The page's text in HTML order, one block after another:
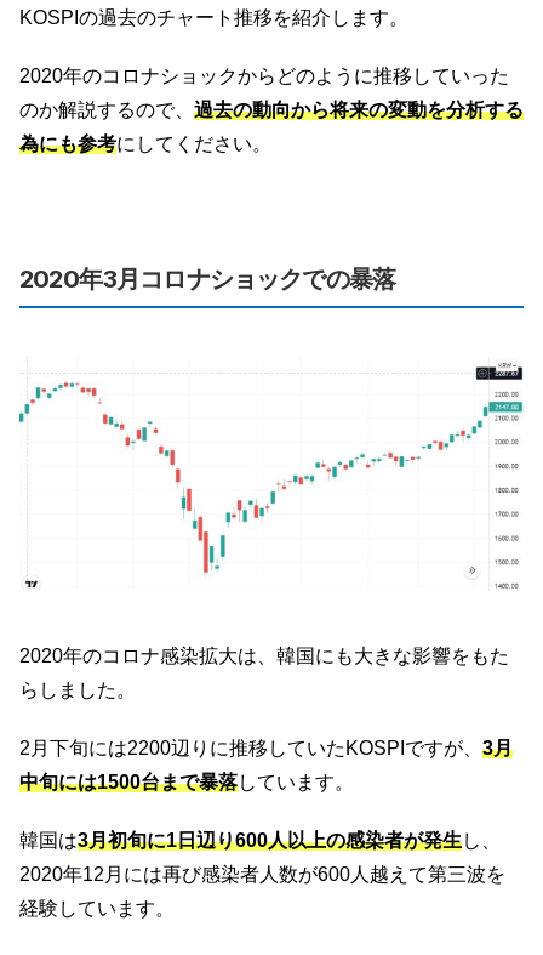
KOSPIの過去のチャート推移を紹介します。
2020年のコロナショックからどのように推移していった
のか解説するので、 過去の動向から将来の変動を分析する
為にも参考にしてください。
2020年3月コロナショックでの暴落
2020年のコロナ感染拡大は、韓国にも大きな影響をもた
らしました。
2月下旬には2200辺りに推移していたKOSPIですが、 3月
中旬には1500台まで暴落しています。
韓国は3月初旬に1日辺り600人以上の感染者が発生し、
2020年12月には再び感染者人数が600人越えて第三波を
経験しています。